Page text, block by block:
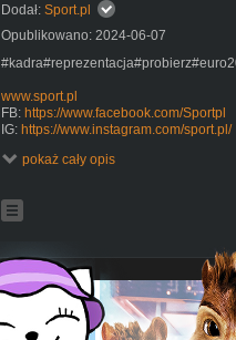
Dodał: Sport.pl
Opublikowano: 2024-06-07
www.sport.pl
FB: https://www.facebook.com/Sportpl
IG: https://www.instagram.com/sport.pl/
pokaż cały opis